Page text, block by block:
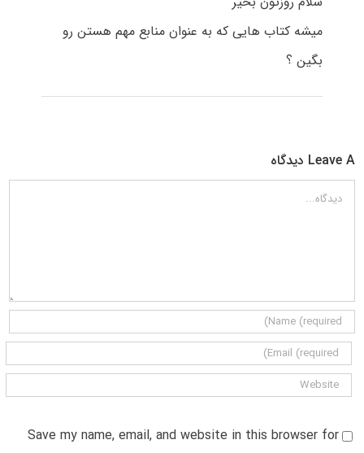
میشه کتاب هایی که به عنوان منابع مهم هستن رو
بگین ؟
Leave A دیدگاه
دیدگاه
Save my name, email, and website in this browser for